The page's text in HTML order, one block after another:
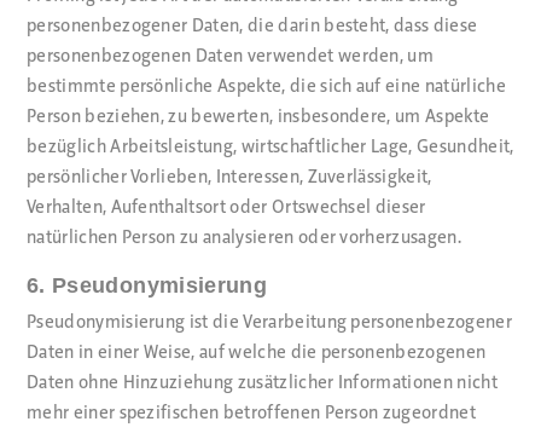
personenbezogener Daten, die darin besteht, dass diese
personenbezogenen Daten verwendet werden, um
bestimmte persönliche Aspekte, die sich auf eine natürliche
Person beziehen, zu bewerten, insbesondere, um Aspekte
bezüglich Arbeitsleistung, wirtschaftlicher Lage, Gesundheit,
persönlicher Vorlieben, Interessen, Zuverlässigkeit,
Verhalten, Aufenthaltsort oder Ortswechsel dieser
natürlichen Person zu analysieren oder vorherzusagen.
6. Pseudonymisierung
Pseudonymisierung ist die Verarbeitung personenbezogener
Daten in einer Weise, auf welche die personenbezogenen
Daten ohne Hinzuziehung zusätzlicher Informationen nicht
mehr einer spezifischen betroffenen Person zugeordnet